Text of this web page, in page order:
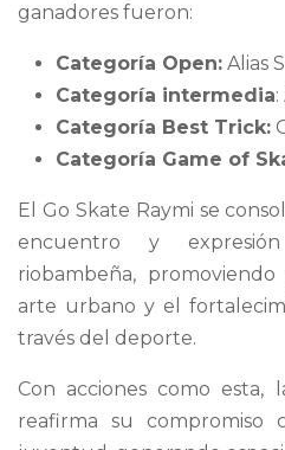
ganadores fueron:
Categoría Open: Alias
Categoría intermedia
Categoría Best Trick:
Categoría Game of
El Go Skate Raymi se
encuentro y
riobambeña,
arte urbano y el
través del deporte.
Con acciones como esta,
reafirma su